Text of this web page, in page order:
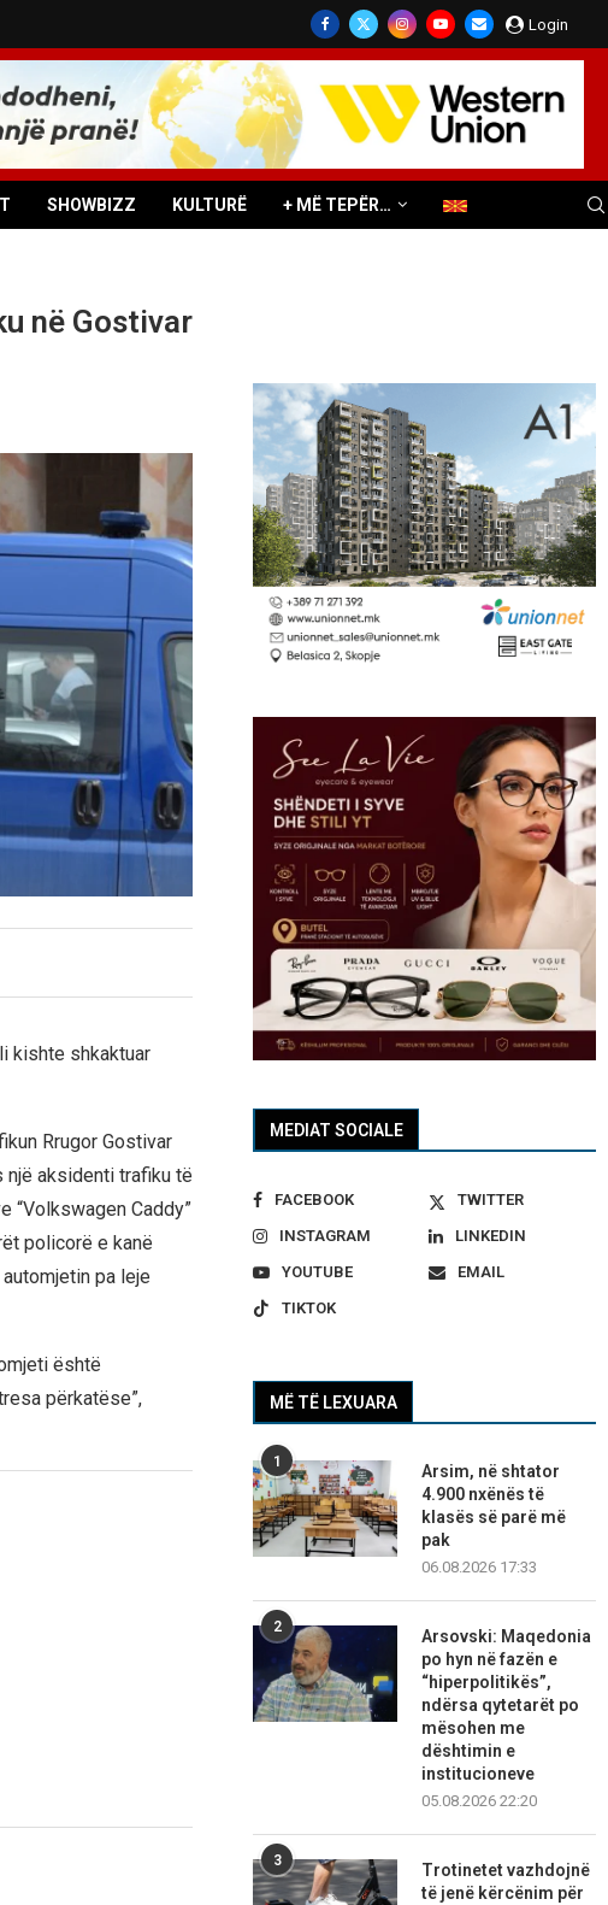
Login
SHOWBIZZ KULTURË + MË TEPËR…
në Gostivar
kishte shkaktuar
Rrugor Gostivar
një aksidenti trafiku të
“Volkswagen Caddy”
policorë e kanë
pa leje
është
përkatëse”,
MEDIAT SOCIALE
FACEBOOK
TWITTER
INSTAGRAM
LINKEDIN
YOUTUBE
EMAIL
TIKTOK
MË TË LEXUARA
1
Arsim, në shtator
4.900 nxënës të
klasës së parë më
pak
06.08.2026 17:33
2
Arsovski: Maqedonia
po hyn në fazën e
“hiperpolitikës”,
ndërsa qytetarët po
mësohen me
dështimin e
institucioneve
05.08.2026 22:20
3
Trotinetet vazhdojnë
të jenë kërcënim për